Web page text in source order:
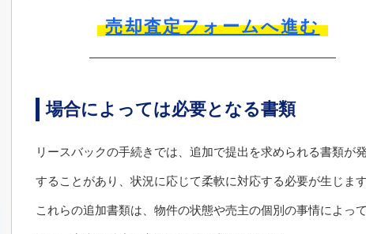
売却査定フォームへ進む
場合によっては必要となる書類
リースバックの手続きでは、追加で提出を求められる書類が
することがあり、状況に応じて柔軟に対応する必要が生じます
これらの追加書類は、物件の状態や売主の個別の事情によっ